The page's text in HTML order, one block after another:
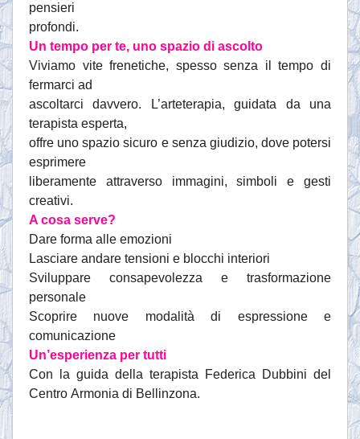
pensieri
profondi.
Un tempo per te, uno spazio di ascolto
Viviamo vite frenetiche, spesso senza il tempo di
fermarci ad
ascoltarci davvero. L’arteterapia, guidata da una
terapista esperta,
offre uno spazio sicuro e senza giudizio, dove potersi
esprimere
liberamente attraverso immagini, simboli e gesti
creativi.
A cosa serve?
Dare forma alle emozioni
Lasciare andare tensioni e blocchi interiori
Sviluppare consapevolezza e trasformazione
personale
Scoprire nuove modalità di espressione e
comunicazione
Un’esperienza per tutti
Con la guida della terapista Federica Dubbini del
Centro Armonia di Bellinzona.